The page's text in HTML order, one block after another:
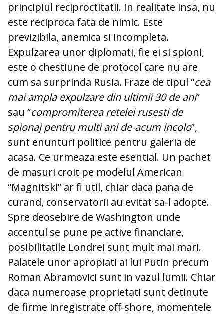
principiul reciproctitatii. In realitate insa, nu
este reciproca fata de nimic. Este
previzibila, anemica si incompleta.
Expulzarea unor diplomati, fie ei si spioni,
este o chestiune de protocol care nu are
cum sa surprinda Rusia. Fraze de tipul “cea
mai ampla expulzare din ultimii 30 de ani”
sau “compromiterea retelei rusesti de
spionaj pentru multi ani de-acum incolo”,
sunt enunturi politice pentru galeria de
acasa. Ce urmeaza este esential. Un pachet
de masuri croit pe modelul American
“Magnitski” ar fi util, chiar daca pana de
curand, conservatorii au evitat sa-l adopte.
Spre deosebire de Washington unde
accentul se pune pe active financiare,
posibilitatile Londrei sunt mult mai mari.
Palatele unor apropiati ai lui Putin precum
Roman Abramovici sunt in vazul lumii. Chiar
daca numeroase proprietati sunt detinute
de firme inregistrate off-shore, momentele